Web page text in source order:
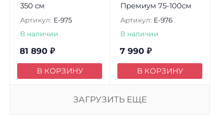
350 см
Артикул: E-975
В наличии
81 890 ₽
В КОРЗИНУ
Премиум 75-100см
Артикул: E-976
В наличии
7 990 ₽
В КОРЗИНУ
ЗАГРУЗИТЬ ЕЩЕ